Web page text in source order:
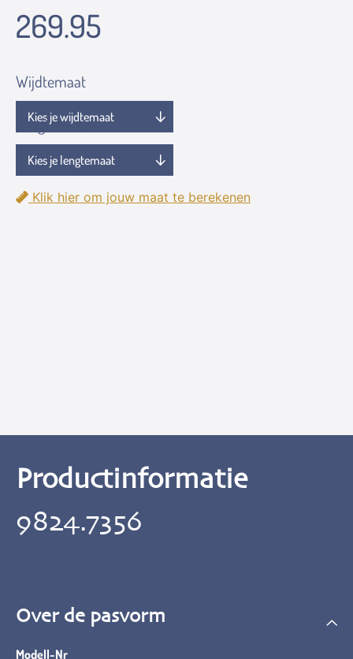
269.95
Wijdtemaat
Lengtemaat
Klik hier om jouw maat te berekenen
Productinformatie
9824.7356
Over de pasvorm
Modell-Nr